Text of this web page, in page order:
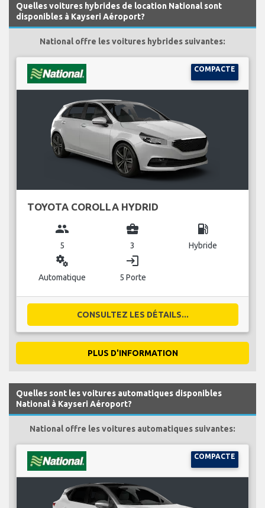
Quelles voitures hybrides de location National sont
disponibles à Kayseri Aéroport?
National offre les voitures hybrides suivantes:
COMPACTE
TOYOTA COROLLA HYDRID
group
5
business_center
3
local_gas_station
Hybride
miscellaneous_services
Automatique
login
5 Porte
CONSULTEZ LES DÉTAILS...
PLUS D'INFORMATION
Quelles sont les voitures automatiques disponibles
National à Kayseri Aéroport?
National offre les voitures automatiques suivantes:
COMPACTE